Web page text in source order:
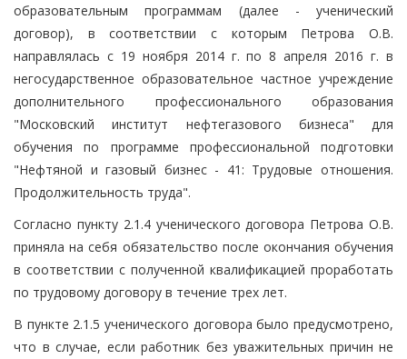
образовательным программам (далее - ученический
договор), в соответствии с которым Петрова О.В.
направлялась с 19 ноября 2014 г. по 8 апреля 2016 г. в
негосударственное образовательное частное учреждение
дополнительного профессионального образования
"Московский институт нефтегазового бизнеса" для
обучения по программе профессиональной подготовки
"Нефтяной и газовый бизнес - 41: Трудовые отношения.
Продолжительность труда".
Согласно пункту 2.1.4 ученического договора Петрова О.В.
приняла на себя обязательство после окончания обучения
в соответствии с полученной квалификацией проработать
по трудовому договору в течение трех лет.
В пункте 2.1.5 ученического договора было предусмотрено,
что в случае, если работник без уважительных причин не